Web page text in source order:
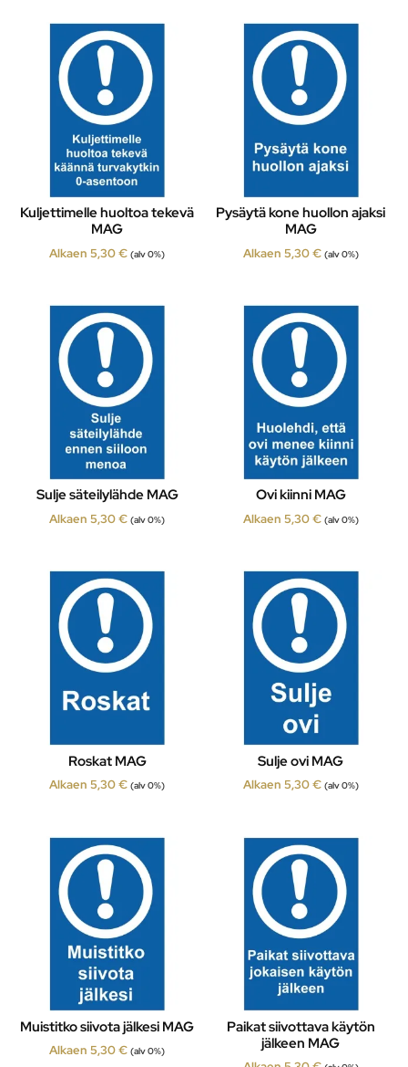
Kuljettimelle huoltoa tekevä
MAG
Alkaen5,30€ (alv 0%)
Pysäytä kone huollon ajaksi
MAG
Alkaen 5,30€ (alv 0%)
Sulje säteilylähde MAG
Alkaen5,30€ (alv 0%)
Ovi kiinni MAG
Alkaen 5,30€ (alv 0%)
Roskat MAG
Alkaen5,30€ (alv 0%)
Sulje ovi MAG
Alkaen 5,30€ (alv 0%)
Muistitko siivota jälkesi MAG
Alkaen5,30€ (alv 0%)
Paikat siivottava käytön
jälkeen MAG